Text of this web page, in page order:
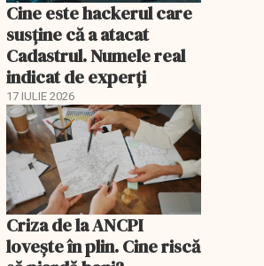
Cine este hackerul care
susține că a atacat
Cadastrul. Numele real
indicat de experți
17 IULIE 2026
Criza de la ANCPI
lovește în plin. Cine riscă